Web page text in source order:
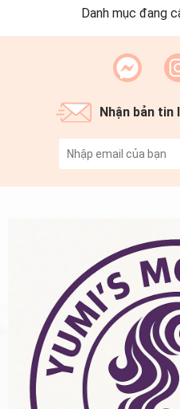
Danh mục đang
Nhận bản